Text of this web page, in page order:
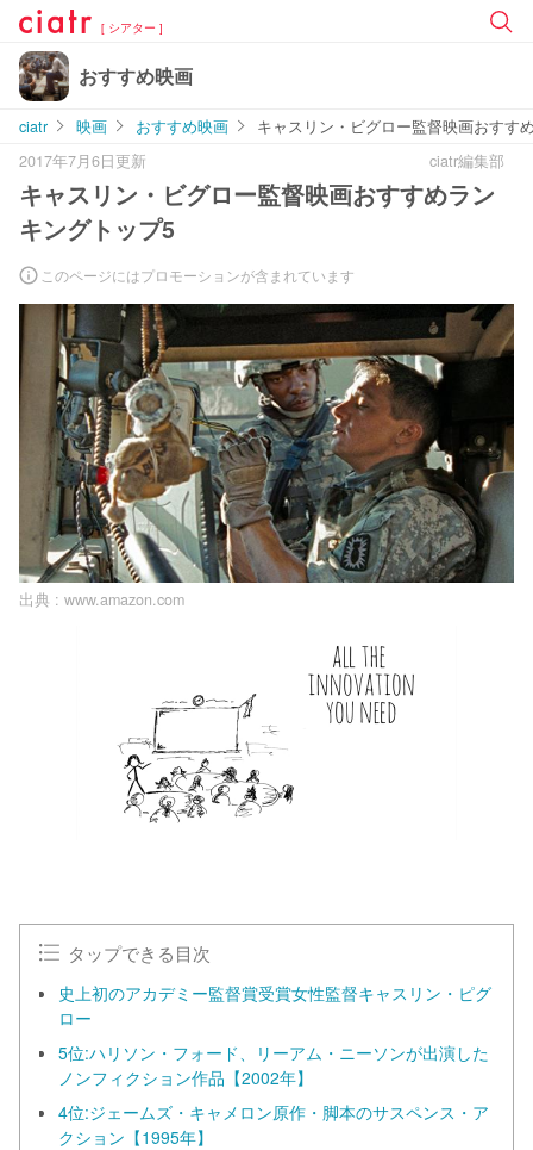
[ シアター ]
おすすめ映画
ciatr 映画 おすすめ映画
キャスリン・ビグロー監督映画おすす
2017年7月6日更新
ciatr編集部
キャスリン・ビグロー監督映画おすすめラン
キングトップ5
このページにはプロモーションが含まれています
出典 : www.amazon.com
タップできる目次
史上初のアカデミー監督賞受賞女性監督キャスリン・ピグ
ロー
5位:ハリソン・フォード、リーアム・ニーソンが出演した
ノンフィクション作品【2002年】
4位:ジェームズ・キャメロン原作・脚本のサスペンス・ア
クション【1995年】